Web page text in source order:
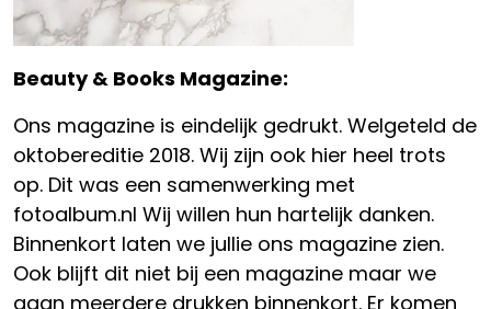
Beauty & Books Magazine:
Ons magazine is eindelijk gedrukt. Welgeteld de
oktobereditie 2018. Wij zijn ook hier heel trots
op. Dit was een samenwerking met
fotoalbum.nl Wij willen hun hartelijk danken.
Binnenkort laten we jullie ons magazine zien.
Ook blijft dit niet bij een magazine maar we
gaan meerdere drukken binnenkort. Er komen